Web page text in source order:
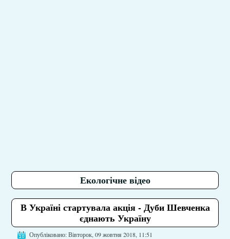
Екологічне відео
В Україні стартувала акція - Дуби Шевченка
єднають Україну
Опубліковано: Вівторок, 09 жовтня 2018, 11:51